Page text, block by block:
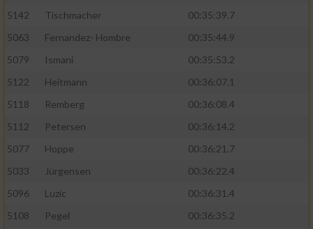
5142
Tischmacher
00:35:39.7
5063
Fernandez- Hombre
00:35:44.9
5079
Ismani
00:35:53.2
5122
Heitmann
00:36:07.1
5118
Remberg
00:36:08.4
5112
Petersen
00:36:14.2
5077
Hoppe
00:36:21.7
5033
Jürgensen
00:36:22.4
5096
Luzic
00:36:31.4
5108
Pegel
00:36:35.2